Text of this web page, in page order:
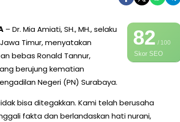
82/ 100
Skor SEO
– Dr. Mia Amiati, SH., MH., selaku
Timur, menyatakan
bebas Ronald Tannur,
berujung kematian
Negeri (PN) Surabaya.
bisa ditegakkan. Kami telah berusaha
fakta dan berlandaskan hati nurani,